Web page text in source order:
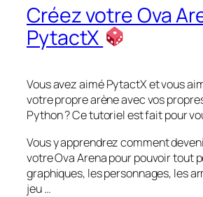
Créez votre Ova
PytactX
Vous avez aimé PytactX et vous
votre propre arène avec vos
Python ? Ce tutoriel est fait pour
Vous y apprendrez comment
votre Ova Arena pour pouvoir tout
graphiques, les personnages, les
jeu …